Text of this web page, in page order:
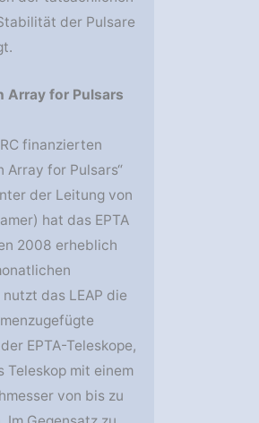
der Pulsare
Array for Pulsars
finanzierten
Array for Pulsars“
der Leitung von
hat das EPTA
2008 erheblich
das LEAP die
EPTA-Teleskope,
Teleskop mit einem
von bis zu